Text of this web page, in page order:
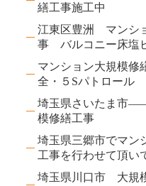
繕工事施工中
江東区豊洲 マンシ
事 バルコニー床塩
マンション大規模
全・５Sパトロール
埼玉県さいたま市
模修繕工事
埼玉県三郷市でマン
工事を行わせて頂い
埼玉県川口市 大規